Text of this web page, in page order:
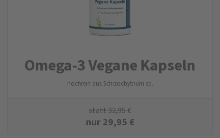
Omega-3 Vegane Kapseln
hochrein aus Schizochytrium sp.
statt32,95€
nur29,95 €